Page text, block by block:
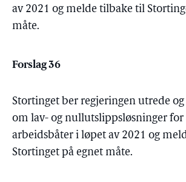
av 2021 og melde tilbake til
måte.
Forslag 36
Stortinget ber regjeringen utrede
om lav- og nullutslippsløsninger
arbeidsbåter i løpet av 2021 og
Stortinget på egnet måte.